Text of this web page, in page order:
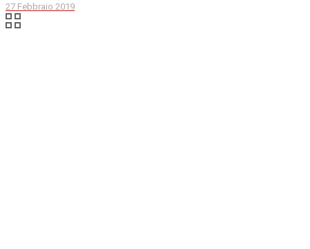
27 Febbraio 2019